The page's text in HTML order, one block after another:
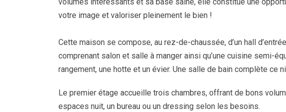
votre image et valoriser pleinement le bien !
Cette maison se compose, au rez-de-chaussée, d’un hall
comprenant salon et salle à manger ainsi qu’une cuisine semi-
rangement, une hotte et un évier. Une salle de bain complète ce
Le premier étage accueille trois chambres, offrant de bons
espaces nuit, un bureau ou un dressing selon les besoins.